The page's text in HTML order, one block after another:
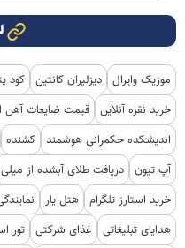
موزیک وایرال دیزلیران کانتین کود
خرید نقره آنلاین قیمت ضایعات آهن
اندیشکده حکمرانی هوشمند کشنده
آپ تیون دریافت طلای آبشده از میلی
خرید استارز تلگرام هتل یار
هدایای تبلیغاتی
غذای شرکتی تور